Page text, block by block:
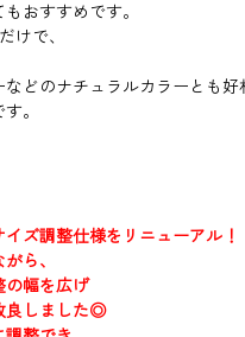
おすすめです。
けで、
どのナチュラルカラーとも好
。
ズ調整仕様をリニューアル！
ら、
の幅を広げ
良しました◎